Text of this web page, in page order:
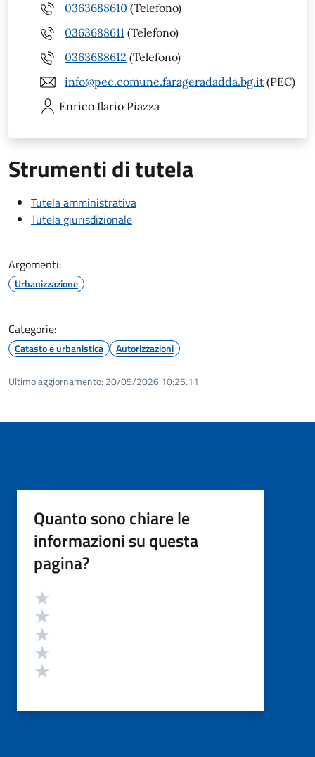
0363688610 (Telefono)
0363688611 (Telefono)
0363688612 (Telefono)
info@pec.comune.farageradadda.bg.it (PEC)
Enrico Ilario Piazza
Strumenti di tutela
Tutela amministrativa
Tutela giurisdizionale
Argomenti:
Urbanizzazione
Categorie:
Catasto e urbanistica Autorizzazioni
Ultimo aggiornamento: 20/05/2026 10:25.11
Quanto sono chiare le
informazioni su questa
pagina?
Valutazione